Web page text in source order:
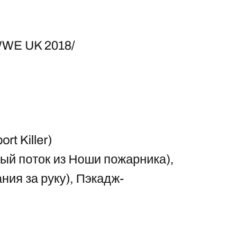
UK 2018/
Killer)
поток из Ноши пожарника),
за руку), Пэкадж-